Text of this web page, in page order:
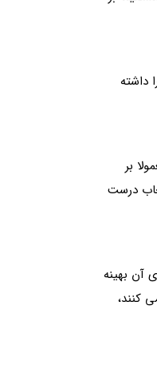
داشته
بر
های ۲، ۳ و ۵ لیتر عرضه می شوند. انتخاب درست
آن بهینه
کنند،